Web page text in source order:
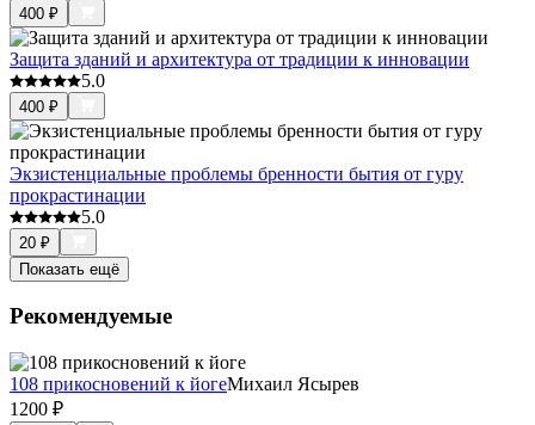
400 ₽
Защита зданий и архитектура от традиции к инновации
5.0
400 ₽
Экзистенциальные проблемы бренности бытия от гуру
прокрастинации
5.0
20 ₽
Показать ещё
Рекомендуемые
108 прикосновений к йогеМихаил Ясырев
1200 ₽